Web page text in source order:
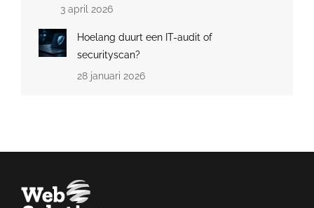
3 april 2026
Hoelang duurt een IT-audit of
securityscan?
28 januari 2026